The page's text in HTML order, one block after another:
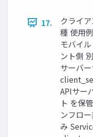
17.
クライ
種 使用
モバイ
ント側
サーバ
APIサー
ト を保
ンフロ
み